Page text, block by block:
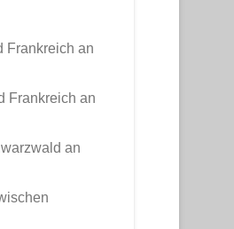
Frankreich an
Frankreich an
an